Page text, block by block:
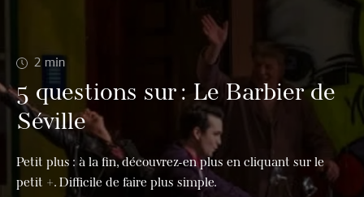
2 min
5 questions sur : Le Barbier de
Séville
Petit plus : à la fin, découvrez-en plus en cliquant sur le
petit +. Difficile de faire plus simple.